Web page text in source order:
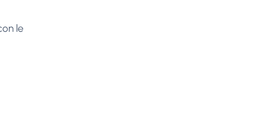
le